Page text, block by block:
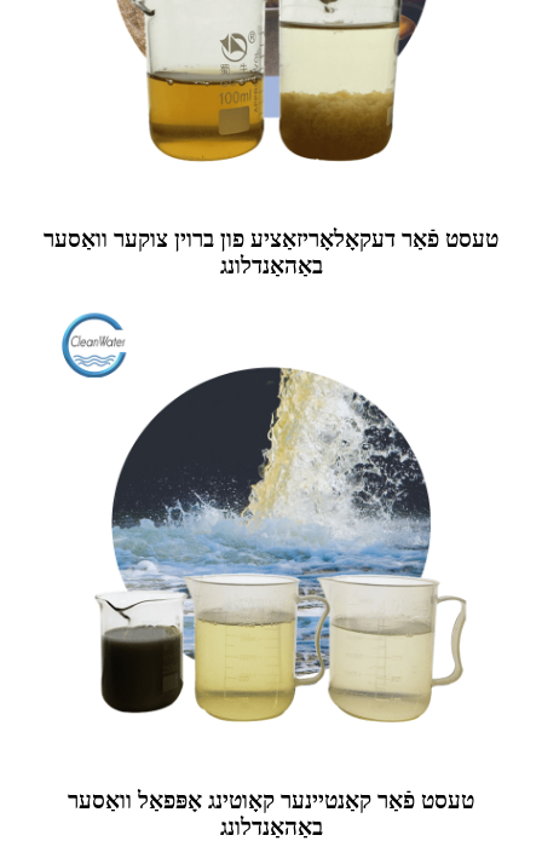
טעסט פֿאַר דעקאָלאָריזאַציע פון ​​ברוין צוקער וואַסער
באַהאַנדלונג
טעסט פֿאַר קאַנטיינער קאָוטינג אָפּפאַל וואַסער
באַהאַנדלונג